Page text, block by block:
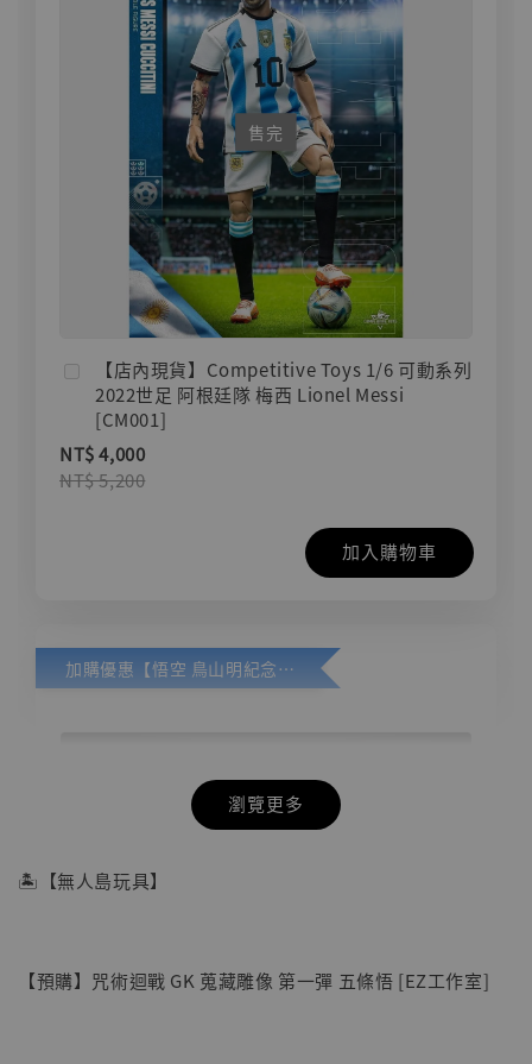
售完
【店內現貨】Competitive Toys 1/6 可動系列
2022世足 阿根廷隊 梅西 Lionel Messi
[CM001]
NT$ 4,000
NT$ 5,200
加入購物車
加購優惠【悟空 鳥山明紀念款 [奇蹟工作室]】
瀏覽更多
🏝【無人島玩具】
【預購】咒術迴戰 GK 蒐藏雕像 第一彈 五條悟 [EZ工作室]